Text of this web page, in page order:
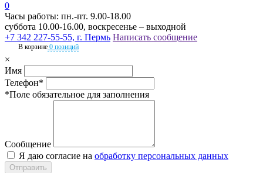
0
Часы работы: пн.-пт. 9.00-18.00
суббота 10.00-16.00, воскресенье – выходной
+7 342 227-55-55, г. Пермь Написать сообщение
В корзине 0 позиций
×
Имя
Телефон*
*Поле обязательное для заполнения
Сообщение
Я даю согласие на обработку персональных данных